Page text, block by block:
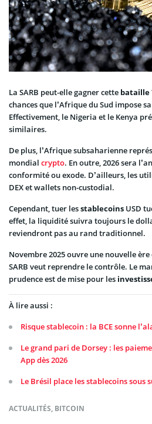
La SARB peut-elle gagner cette bataille
chances que l’Afrique du Sud impose
Effectivement, le Nigeria et le Kenya
similaires.
De plus, l’Afrique subsaharienne
mondial crypto. En outre, 2026 sera
conformité ou exode. D’ailleurs, les
DEX et wallets non-custodial.
Cependant, tuer lesstablecoins USD
effet, la liquidité suivra toujours le
reviendront pas au rand traditionnel.
Novembre 2025 ouvre une nouvelle
SARB veut reprendre le contrôle. Le
prudence est de mise pour les
À lire aussi :
Risque stablecoin : la BCE sonne
Le grand pari de Dorsey : les
App dès 2026
Le Brésil place les stablecoins
ACTUALITÉS, BITCOIN